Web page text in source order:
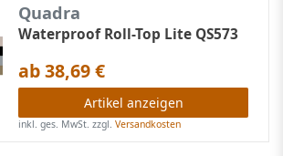
Quadra
Waterproof Roll-Top Lite QS573
ab 38,69 €
Artikel anzeigen
inkl. ges. MwSt. zzgl.Versandkosten